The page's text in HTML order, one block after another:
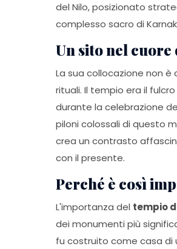
del Nilo, posizionato
complesso sacro di
Un sito nel
La sua collocazione non è
rituali. Il tempio era il
durante la celebrazione
piloni colossali di questo
crea un contrasto
con il presente.
Perché è così
L'importanza del tempio
dei monumenti più
fu costruito come casa di